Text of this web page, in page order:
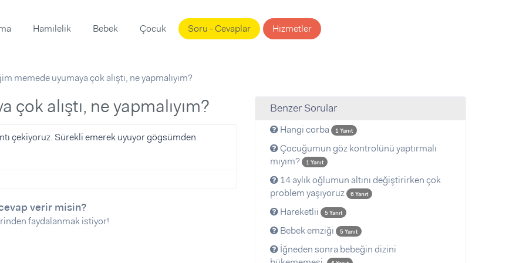
Hamilelik Bebek Çocuk Soru - Cevaplar Hizmetler
memede uyumaya çok alıştı, ne yapmalıyım?
çok alıştı, ne yapmalıyım?
çekiyoruz. Sürekli emerek uyuyor gögsümden
verir misin?
faydalanmak istiyor!
Benzer Sorular
Hangi corba 1 Yanıt
Çocuğumun göz kontrolünü yaptırmalı
mıyım?
1 Yanıt
14 aylık oğlumun altını değiştirirken çok
problem yaşıyoruz
6 Yanıt
Hareketlii 5 Yanıt
Bebek emziği 5 Yanıt
İğneden sonra bebeğin dizini